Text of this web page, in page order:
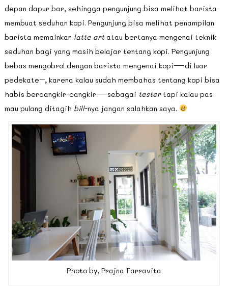
depan dapur bar, sehingga pengunjung bisa melihat barista
membuat seduhan kopi. Pengunjung bisa melihat penampilan
barista memainkan latte artatau bertanya mengenai teknik
seduhan bagi yang masih belajar tentang kopi. Pengunjung
bebas mengobrol dengan barista mengenai kopi—di luar
pedekate–, karena kalau sudah membahas tentang kopi bisa
habis bercangkir-cangkir—sebagai testertapi kalau pas
mau pulang ditagih bill-nya jangan salahkan saya.
Photo by, Prajna Farravita